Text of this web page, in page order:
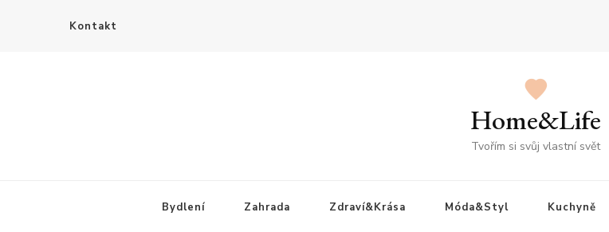
Kontakt
Home&Life
Tvořím si svůj vlastní svět
Bydlení Zahrada Zdraví&Krása Móda&Styl Kuchyně